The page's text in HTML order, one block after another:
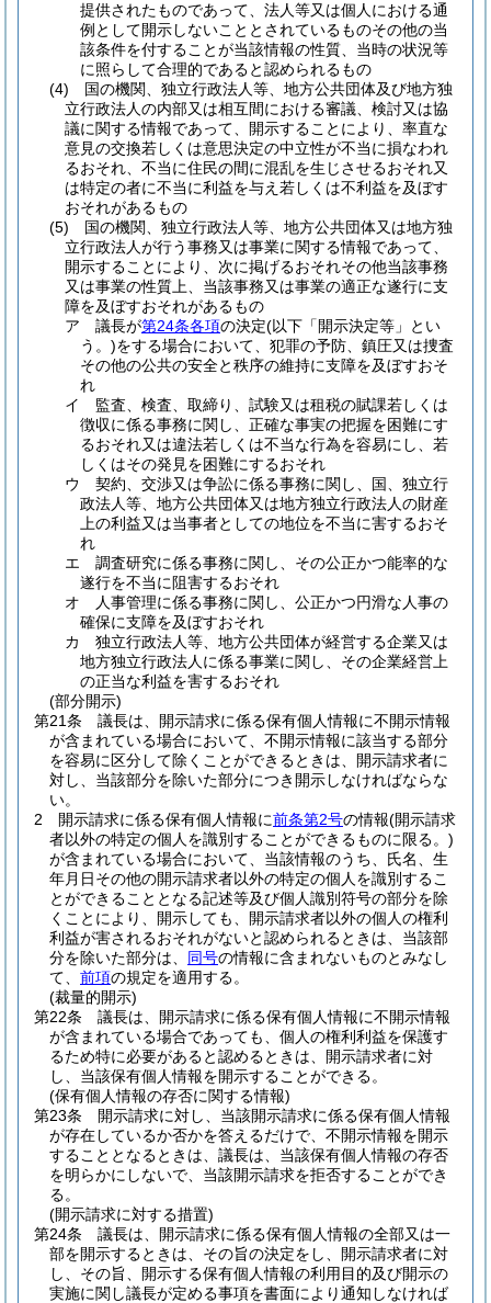
提供されたものであって、法人等又は個人における通
例として開示しないこととされているものその他の当
該条件を付することが当該情報の性質、当時の状況等
に照らして合理的であると認められるもの
(4)
国の機関、独立行政法人等、地方公共団体及び地方独
立行政法人の内部又は相互間における審議、検討又は協
議に関する情報であって、開示することにより、率直な
意見の交換若しくは意思決定の中立性が不当に損なわれ
るおそれ、不当に住民の間に混乱を生じさせるおそれ又
は特定の者に不当に利益を与え若しくは不利益を及ぼす
おそれがあるもの
(5)
国の機関、独立行政法人等、地方公共団体又は地方独
立行政法人が行う事務又は事業に関する情報であって、
開示することにより、次に掲げるおそれその他当該事務
又は事業の性質上、当該事務又は事業の適正な遂行に支
障を及ぼすおそれがあるもの
ア
議長が第24条各項の決定(以下「開示決定等」とい
う。)をする場合において、犯罪の予防、鎮圧又は捜査
その他の公共の安全と秩序の維持に支障を及ぼすおそ
れ
イ
監査、検査、取締り、試験又は租税の賦課若しくは
徴収に係る事務に関し、正確な事実の把握を困難にす
るおそれ又は違法若しくは不当な行為を容易にし、若
しくはその発見を困難にするおそれ
ウ
契約、交渉又は争訟に係る事務に関し、国、独立行
政法人等、地方公共団体又は地方独立行政法人の財産
上の利益又は当事者としての地位を不当に害するおそ
れ
エ
調査研究に係る事務に関し、その公正かつ能率的な
遂行を不当に阻害するおそれ
オ
人事管理に係る事務に関し、公正かつ円滑な人事の
確保に支障を及ぼすおそれ
カ
独立行政法人等、地方公共団体が経営する企業又は
地方独立行政法人に係る事業に関し、その企業経営上
の正当な利益を害するおそれ
(部分開示)
第21条
議長は、開示請求に係る保有個人情報に不開示情報
が含まれている場合において、不開示情報に該当する部分
を容易に区分して除くことができるときは、開示請求者に
対し、当該部分を除いた部分につき開示しなければならな
い。
2
開示請求に係る保有個人情報に前条第2号の情報(開示請求
者以外の特定の個人を識別することができるものに限る。)
が含まれている場合において、当該情報のうち、氏名、生
年月日その他の開示請求者以外の特定の個人を識別するこ
とができることとなる記述等及び個人識別符号の部分を除
くことにより、開示しても、開示請求者以外の個人の権利
利益が害されるおそれがないと認められるときは、当該部
分を除いた部分は、 同号の情報に含まれないものとみなし
て、 前項の規定を適用する。
(裁量的開示)
第22条
議長は、開示請求に係る保有個人情報に不開示情報
が含まれている場合であっても、個人の権利利益を保護す
るため特に必要があると認めるときは、開示請求者に対
し、当該保有個人情報を開示することができる。
(保有個人情報の存否に関する情報)
第23条
開示請求に対し、当該開示請求に係る保有個人情報
が存在しているか否かを答えるだけで、不開示情報を開示
することとなるときは、議長は、当該保有個人情報の存否
を明らかにしないで、当該開示請求を拒否することができ
る。
(開示請求に対する措置)
第24条
議長は、開示請求に係る保有個人情報の全部又は一
部を開示するときは、その旨の決定をし、開示請求者に対
し、その旨、開示する保有個人情報の利用目的及び開示の
実施に関し議長が定める事項を書面により通知しなければ